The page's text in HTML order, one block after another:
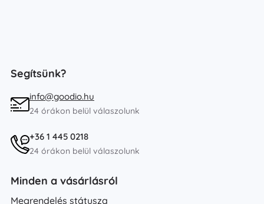
Segítsünk?
info@goodio.hu
24 órákon belül válaszolunk
+36 1 445 0218
24 órákon belül válaszolunk
Minden a vásárlásról
Megrendelés státusza